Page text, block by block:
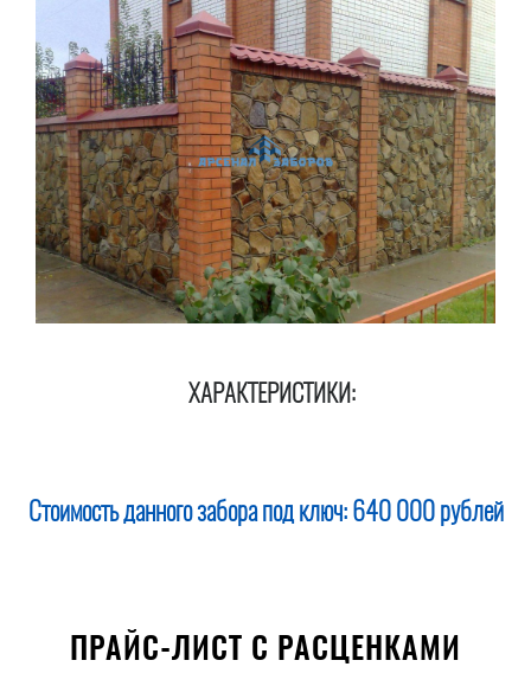
ХАРАКТЕРИСТИКИ:
Стоимость данного забора под ключ: 640 000 рублей
ПРАЙС-ЛИСТ С РАСЦЕНКАМИ